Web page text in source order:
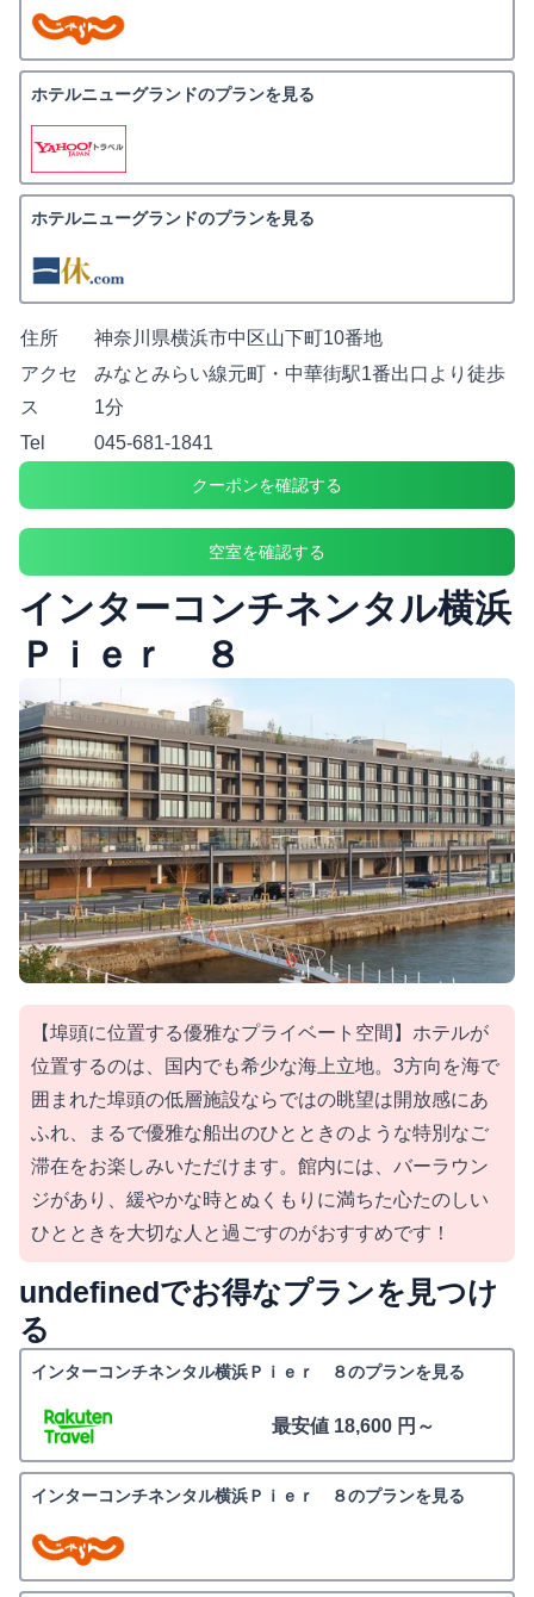
ホテルニューグランドのプランを見る
ホテルニューグランドのプランを見る
住所
神奈川県横浜市中区山下町10番地
アクセ
ス
みなとみらい線元町・中華街駅1番出口より徒歩
1分
Tel
045-681-1841
クーポンを確認する
空室を確認する
インターコンチネンタル横浜
Ｐｉｅｒ ８
【埠頭に位置する優雅なプライベート空間】ホテルが
位置するのは、国内でも希少な海上立地。3方向を海で
囲まれた埠頭の低層施設ならではの眺望は開放感にあ
ふれ、まるで優雅な船出のひとときのような特別なご
滞在をお楽しみいただけます。館内には、バーラウン
ジがあり、緩やかな時とぬくもりに満ちた心たのしい
ひとときを大切な人と過ごすのがおすすめです！
undefinedでお得なプランを見つけ
る
インターコンチネンタル横浜Ｐｉｅｒ ８のプランを見る
最安値 18,600 円～
インターコンチネンタル横浜Ｐｉｅｒ ８のプランを見る